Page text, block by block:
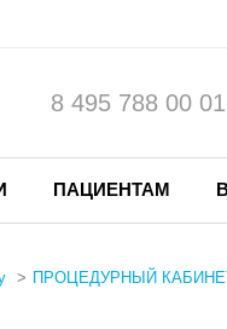
8 495 788 00 01
ПАЦИЕНТАМ
ПРОЦЕДУРНЫЙ